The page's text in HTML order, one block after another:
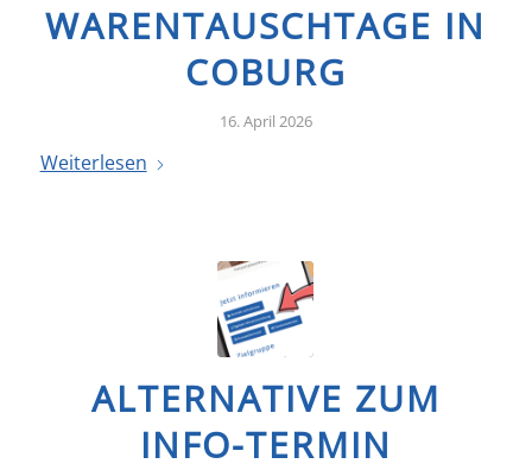
WARENTAUSCHTAGE IN
COBURG
16. April 2026
Weiterlesen
ALTERNATIVE ZUM
INFO-TERMIN